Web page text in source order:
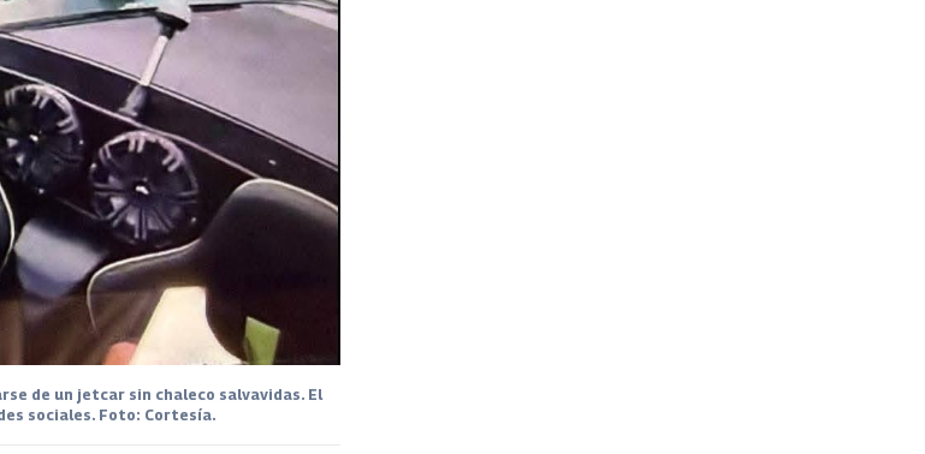
de un jetcar sin chaleco salvavidas. El
sociales. Foto: Cortesía.